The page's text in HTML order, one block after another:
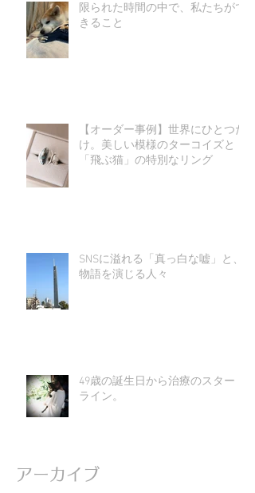
限られた時間の中で、私たちがで
きること
【オーダー事例】世界にひとつだ
け。美しい模様のターコイズと
「飛ぶ猫」の特別なリング
SNSに溢れる「真っ白な嘘」と、
物語を演じる人々
49歳の誕生日から治療のスタート
ライン。
アーカイブ